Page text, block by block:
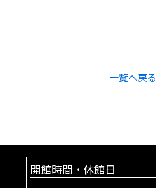
一覧へ戻る
開館時間・休館日